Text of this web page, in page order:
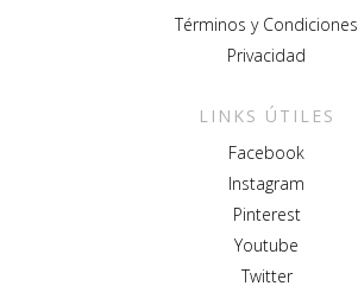
Términos y Condiciones
Privacidad
LINKS ÚTILES
Facebook
Instagram
Pinterest
Youtube
Twitter